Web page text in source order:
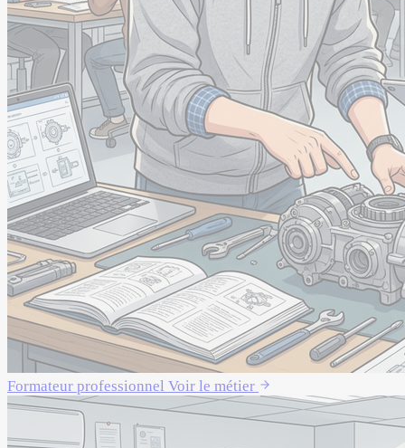
Formateur professionnel Voir le métier